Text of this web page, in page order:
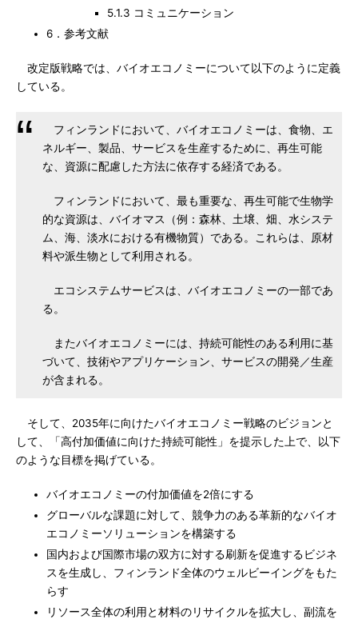
5.1.3 コミュニケーション
6．参考文献
改定版戦略では、バイオエコノミーについて以下のように定義
している。
フィンランドにおいて、バイオエコノミーは、食物、エ
ネルギー、製品、サービスを生産するために、再生可能
な、資源に配慮した方法に依存する経済である。
フィンランドにおいて、最も重要な、再生可能で生物学
的な資源は、バイオマス（例：森林、土壌、畑、水システ
ム、海、淡水における有機物質）である。これらは、原材
料や派生物として利用される。
エコシステムサービスは、バイオエコノミーの一部であ
る。
またバイオエコノミーには、持続可能性のある利用に基
づいて、技術やアプリケーション、サービスの開発／生産
が含まれる。
そして、2035年に向けたバイオエコノミー戦略のビジョンと
して、「高付加価値に向けた持続可能性」を提示した上で、以下
のような目標を掲げている。
バイオエコノミーの付加価値を2倍にする
グローバルな課題に対して、競争力のある革新的なバイオ
エコノミーソリューションを構築する
国内および国際市場の双方に対する刷新を促進するビジネ
スを生成し、フィンランド全体のウェルビーイングをもた
らす
リソース全体の利用と材料のリサイクルを拡大し、副流を